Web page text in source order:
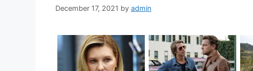
December 17, 2021 by admin